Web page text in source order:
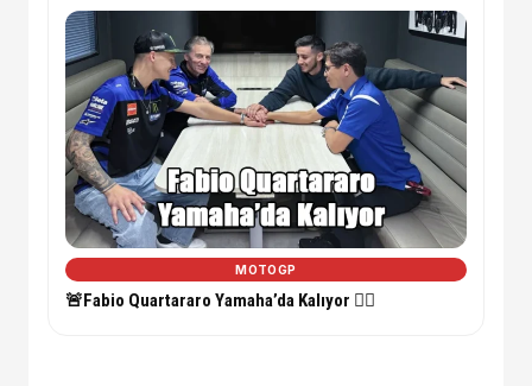
MOTOGP
🚨Fabio Quartararo Yamaha’da Kalıyor ✍🏼